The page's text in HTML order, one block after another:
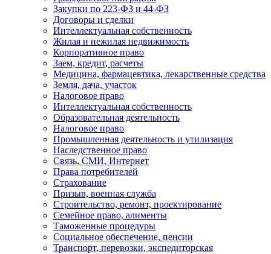
Закупки по 223-ФЗ и 44-ФЗ
Договоры и сделки
Интеллектуальная собственность
Жилая и нежилая недвижимость
Корпоративное право
Заем, кредит, расчеты
Медицина, фармацевтика, лекарственные средства
Земля, дача, участок
Налоговое право
Интеллектуальная собственность
Образовательная деятельность
Налоговое право
Промышленная деятельность и утилизация
Наследственное право
Связь, СМИ, Интернет
Права потребителей
Страхование
Призыв, военная служба
Строительство, ремонт, проектирование
Семейное право, алименты
Таможенные процедуры
Социальное обеспечение, пенсии
Транспорт, перевозки, экспедиторская